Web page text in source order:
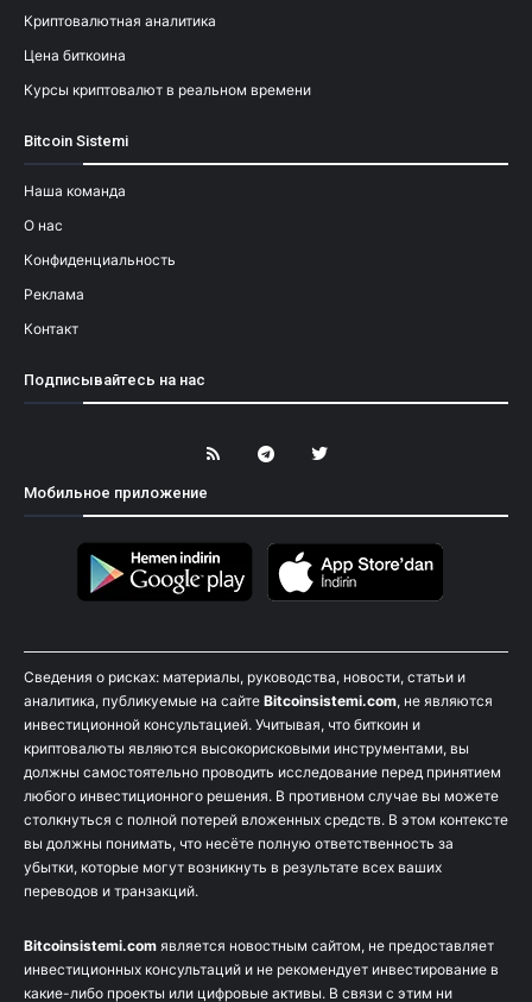
Криптовалютная аналитика
Цена биткоина
Курсы криптовалют в реальном времени
Bitcoin Sistemi
Наша команда
О нас
Конфиденциальность
Реклама
Контакт
Подписывайтесь на нас
Мобильное приложение
Сведения о рисках: материалы, руководства, новости, статьи и
аналитика, публикуемые на сайте Bitcoinsistemi.com, не являются
инвестиционной консультацией. Учитывая, что биткоин и
криптовалюты являются высокорисковыми инструментами, вы
должны самостоятельно проводить исследование перед принятием
любого инвестиционного решения. В противном случае вы можете
столкнуться с полной потерей вложенных средств. В этом контексте
вы должны понимать, что несёте полную ответственность за
убытки, которые могут возникнуть в результате всех ваших
переводов и транзакций.
Bitcoinsistemi.com является новостным сайтом, не предоставляет
инвестиционных консультаций и не рекомендует инвестирование в
какие-либо проекты или цифровые активы. В связи с этим ни